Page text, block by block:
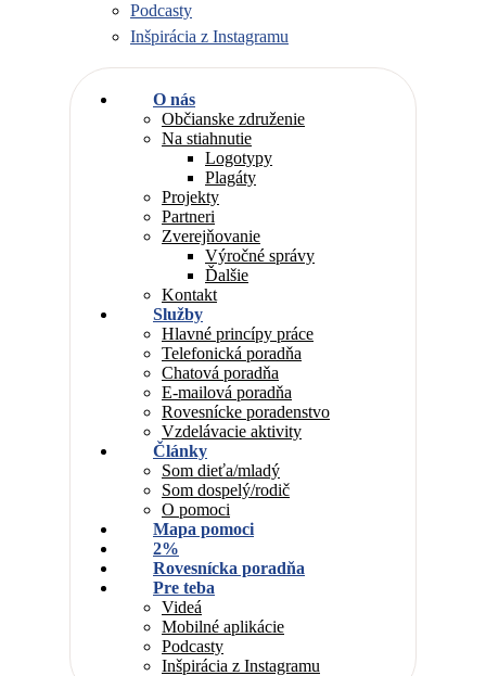
Podcasty
Inšpirácia z Instagramu
O nás
Občianske združenie
Na stiahnutie
Logotypy
Plagáty
Projekty
Partneri
Zverejňovanie
Výročné správy
Ďalšie
Kontakt
Služby
Hlavné princípy práce
Telefonická poradňa
Chatová poradňa
E-mailová poradňa
Rovesnícke poradenstvo
Vzdelávacie aktivity
Články
Som dieťa/mladý
Som dospelý/rodič
O pomoci
Mapa pomoci
2%
Rovesnícka poradňa
Pre teba
Videá
Mobilné aplikácie
Podcasty
Inšpirácia z Instagramu